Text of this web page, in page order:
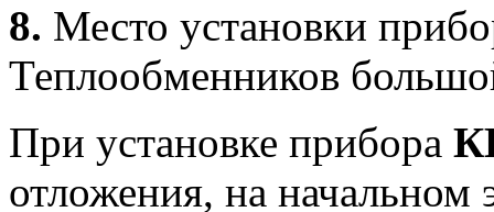
8. Место установки
Теплообменников
При установке прибора
отложения, на начальном